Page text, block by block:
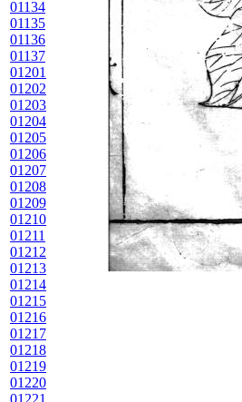
01134
01135
01136
01137
01201
01202
01203
01204
01205
01206
01207
01208
01209
01210
01211
01212
01213
01214
01215
01216
01217
01218
01219
01220
01221